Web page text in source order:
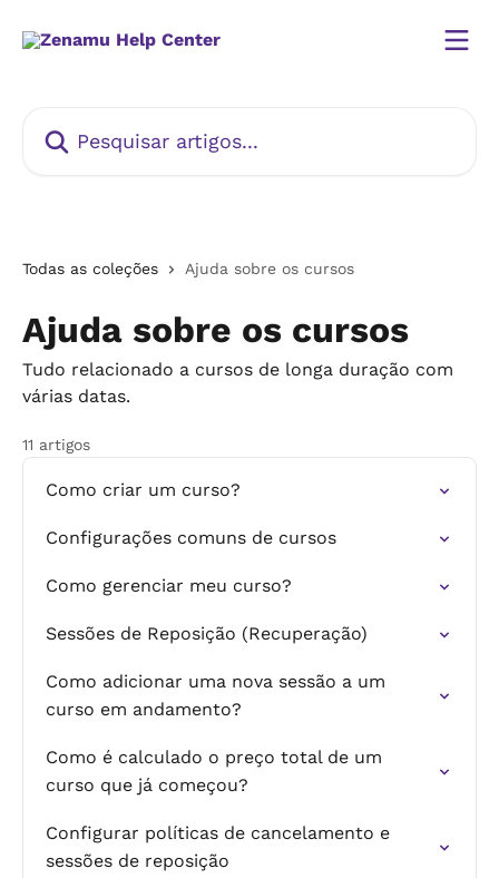
Todas as coleções Ajuda sobre os cursos
Ajuda sobre os cursos
Tudo relacionado a cursos de longa duração com
várias datas.
11 artigos
Como criar um curso?
Configurações comuns de cursos
Como gerenciar meu curso?
Sessões de Reposição (Recuperação)
Como adicionar uma nova sessão a um
curso em andamento?
Como é calculado o preço total de um
curso que já começou?
Configurar políticas de cancelamento e
sessões de reposição